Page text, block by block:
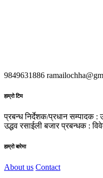
9849631886
हाम्रो टिम
प्रबन्ध निर्देशक/प्रधान सम्पादक :
उद्धव रसाईली बजार प्रबन्धक :
हाम्रो बारेमा
About us Contact